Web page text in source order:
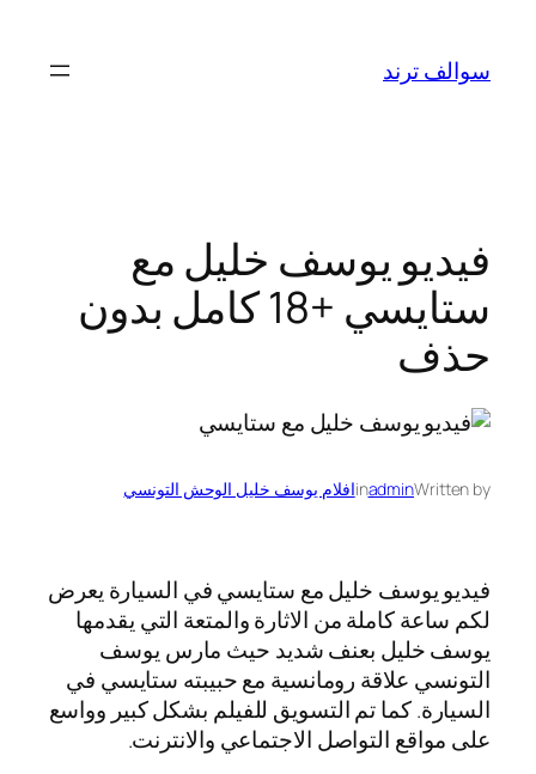
المحتوى
سوالف ترند
فيديو يوسف خليل مع
ستايسي +18 كامل بدون
حذف
Written by
admin
inافلام يوسف خليل الوحش التونسي
فيديو يوسف خليل مع ستايسي في السيارة يعرض
لكم ساعة كاملة من الاثارة والمتعة التي يقدمها
يوسف خليل بعنف شديد حيث مارس يوسف
التونسي علاقة رومانسية مع حبيبته ستايسي في
السيارة. كما تم التسويق للفيلم بشكل كبير وواسع
على مواقع التواصل الاجتماعي والانترنت.